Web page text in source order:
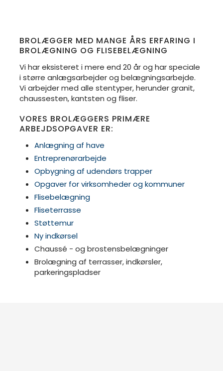
BROLÆGGER MED MANGE ÅRS ERFARING I
BROLÆGNING OG FLISEBELÆGNING
​Vi har eksisteret i mere end 20 år og har speciale
i større anlægsarbejder og belægningsarbejde.
Vi arbejder med alle stentyper, herunder granit,
chaussesten, kantsten og fliser.​
VORES BROLÆGGERS PRIMÆRE
ARBEJDSOPGAVER ER:​
Anlægning af have
Entreprenørarbejde
Opbygning af udendørs trapper
Opgaver for virksomheder og kommuner
Flisebelægning
Fliseterrasse
Støttemur
Ny indkørsel
Chaussé - og brostensbelægninger
Brolægning af terrasser, indkørsler,
parkeringspladser